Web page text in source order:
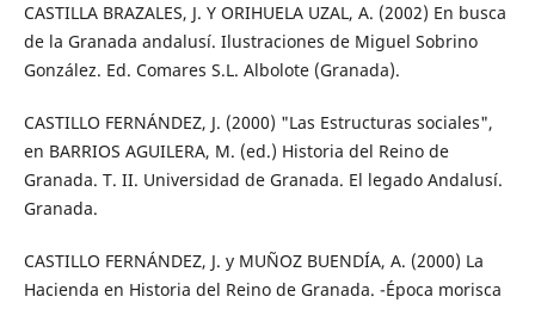
CASTILLA BRAZALES, J. Y ORIHUELA UZAL, A. (2002) En busca
de la Granada andalusí. Ilustraciones de Miguel Sobrino
González. Ed. Comares S.L. Albolote (Granada).
CASTILLO FERNÁNDEZ, J. (2000) "Las Estructuras sociales",
en BARRIOS AGUILERA, M. (ed.) Historia del Reino de
Granada. T. II. Universidad de Granada. El legado Andalusí.
Granada.
CASTILLO FERNÁNDEZ, J. y MUÑOZ BUENDÍA, A. (2000) La
Hacienda en Historia del Reino de Granada. -Época morisca